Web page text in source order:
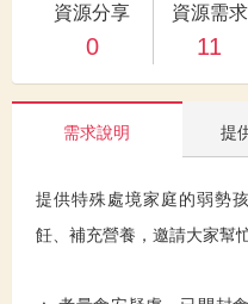
資源分享
0
資源需求
11
需求說明 提
提供特殊處境家庭的弱勢
飪、補充營養，邀請大家幫